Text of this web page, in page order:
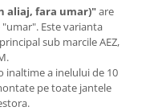
aliaj, fara umar)"are
Este varianta
sub marcile AEZ,
inaltime a inelului de 10
pe toate jantele